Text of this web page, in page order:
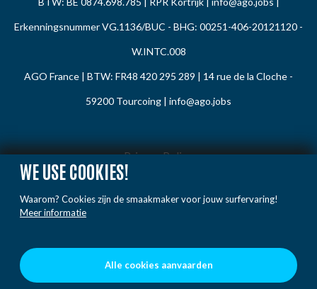
WE USE COOKIES!
Waarom? Cookies zijn de smaakmaker voor jouw surfervaring!
Meer informatie
Alle cookies aanvaarden
Erkenningsnummer VG.1136/BUC - BHG: 00251-406-20121120 -
W.INTC.008
AGO France | BTW: FR48 420 295 289 | 14 rue de la Cloche -
59200 Tourcoing | info@ago.jobs
Privacy Policy
Cookie Policy
Gedragsregels
Voorwaarden